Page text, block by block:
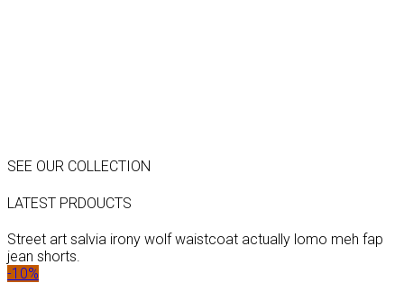
SEE OUR COLLECTION
LATEST PRDOUCTS
Street art salvia irony wolf waistcoat actually lomo meh fap
jean shorts.
-10%